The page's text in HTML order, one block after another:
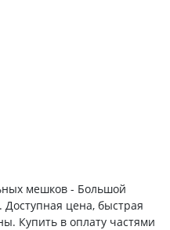
мешков - Большой
Доступная цена, быстрая
Купить в оплату частями